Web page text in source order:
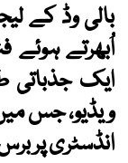
بالی وڈ کے
اُبھرتے ہوئے
ایک جذباتی
ویڈیو، جس میں
انڈسٹری پر